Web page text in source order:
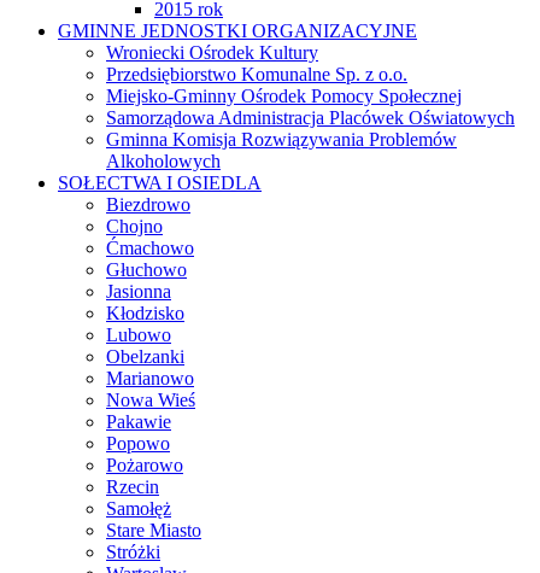
2015 rok
GMINNE JEDNOSTKI ORGANIZACYJNE
Wroniecki Ośrodek Kultury
Przedsiębiorstwo Komunalne Sp. z o.o.
Miejsko-Gminny Ośrodek Pomocy Społecznej
Samorządowa Administracja Placówek Oświatowych
Gminna Komisja Rozwiązywania Problemów
Alkoholowych
SOŁECTWA I OSIEDLA
Biezdrowo
Chojno
Ćmachowo
Głuchowo
Jasionna
Kłodzisko
Lubowo
Obelzanki
Marianowo
Nowa Wieś
Pakawie
Popowo
Pożarowo
Rzecin
Samołęż
Stare Miasto
Stróżki